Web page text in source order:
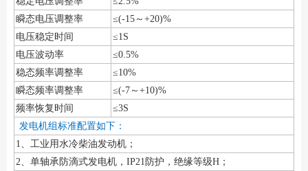
瞬态电压调整率
≤(-15～+20)%
电压稳定时间
≤1S
电压波动率
≤0.5%
稳态频率调整率
≤10%
瞬态频率调整率
≤(-7～+10)%
频率恢复时间
≤3S
发电机组标准配置如下：
1、工业用水冷柴油发动机；
2、单轴承防滴式发电机，IP21防护，绝缘等级H；